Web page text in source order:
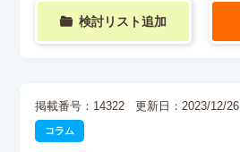
検討リスト追加
掲載番号：14322 更新日：2023/12/26
コラム